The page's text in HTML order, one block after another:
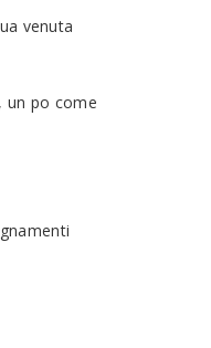
venuta
un po come